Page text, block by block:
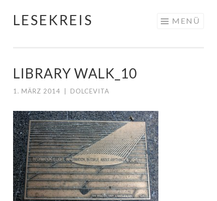
Springe
LESEKREIS MENÜ
LIBRARY WALK_10
1. MÄRZ 2014 DOLCEVITA